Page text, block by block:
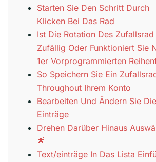
Starten Sie Den Schritt Durch
Klicken Bei Das Rad
Ist Die Rotation Des
Zufällig Oder Funktioniert Sie
1er Vorprogrammierten
So Speichern Sie Ein
Throughout Ihrem Konto
Bearbeiten Und Ändern Sie Die
Einträge
Drehen Darüber Hinaus
🌟
Text/einträge In Das Lista